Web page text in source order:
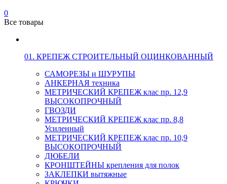
0
Все товары
01. КРЕПЕЖ СТРОИТЕЛЬНЫЙ ОЦИНКОВАННЫЙ
САМОРЕЗЫ и ШУРУПЫ
АНКЕРНАЯ техника
МЕТРИЧЕСКИЙ КРЕПЕЖ клас пр. 12,9
ВЫСОКОПРОЧНЫЙ
ГВОЗДИ
МЕТРИЧЕСКИЙ КРЕПЕЖ клас пр. 8,8
Усиленный
МЕТРИЧЕСКИЙ КРЕПЕЖ клас пр. 10,9
ВЫСОКОПРОЧНЫЙ
ДЮБЕЛИ
КРОНШТЕЙНЫ крепления для полок
ЗАКЛЕПКИ вытяжные